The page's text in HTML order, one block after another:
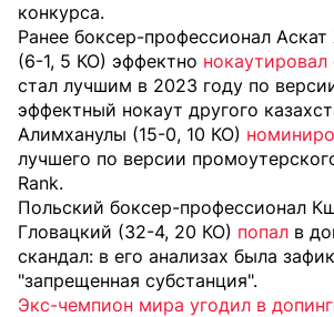
конкурса.
Ранее боксер-профессионал
(6-1, 5 КО) эффектно нокаутировал
стал лучшим в 2023 году по
эффектный нокаут другого
Алимханулы (15-0, 10 КО)
лучшего по версии
Rank.
Польский боксер-профессионал
Гловацкий (32-4, 20 КО) попал в
скандал: в его анализах была
"запрещенная субстанция".
Экс-чемпион мира угодил в